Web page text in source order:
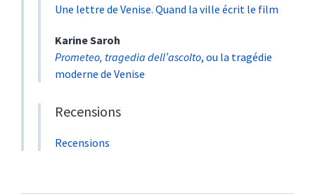
Une lettre de Venise. Quand la ville écrit le film
KarineSaroh
Prometeo, tragedia dell’ascolto, ou la tragédie
moderne de Venise
Recensions
Recensions